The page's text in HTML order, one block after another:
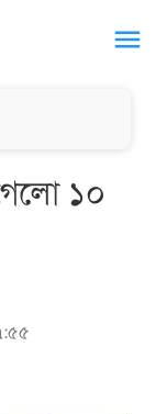
menu
১০